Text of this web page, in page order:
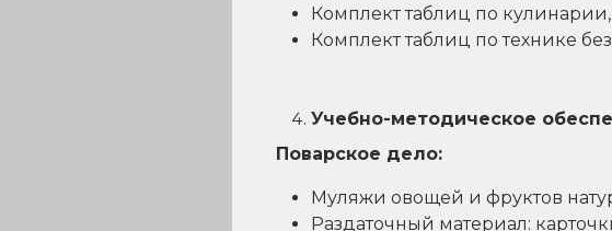
Комплект таблиц по
Комплект таблиц по технике
Учебно-методическое
Поварское дело:
Муляжи овощей и фруктов
Раздаточный материал: